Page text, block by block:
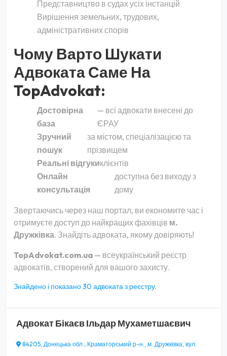
Представництво в судах усіх інстанцій
Вирішення земельних, трудових,
адміністративних спорів
Чому Варто Шукати
Адвоката Саме На
TopAdvokat:
Достовірна
база
— всі адвокати внесені до
ЄРАУ
Зручний
пошук
за містом, спеціалізацією та
прізвищем
Реальні відгукиклієнтів
Онлайн
консультація
доступна без виходу з
дому
Звертаючись через наш портал, ви економите час і
отримуєте доступ до найкращих фахівців м.
Дружківка. Знайдіть адвоката, якому довіряють!
TopAdvokat.com.ua — всеукраїнський реєстр
адвокатів, створений для вашого захисту.
Знайдено і показано 30 адвоката з реєстру.
АдвокатБікаєв Ільдар Мухаметшаєвич
84205, Донецька обл., Краматорський р-н., м. Дружківка, вул.